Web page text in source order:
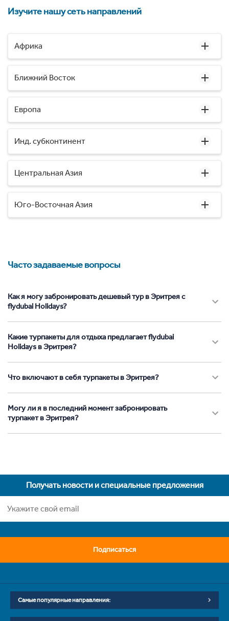
Изучите нашу сеть направлений
Африка
Ближний Восток
Европа
Инд. субконтинент
Центральная Азия
Юго-Восточная Азия
Часто задаваемые вопросы
Как я могу забронировать дешевый тур в Эритрея с
flydubai Holidays?
Какие турпакеты для отдыха предлагает flydubai
Holidays в Эритрея?
Что включают в себя турпакеты в Эритрея?
Могу ли я в последний момент забронировать
турпакет в Эритрея?
Получать новости и специальные предложения
Подписаться
Самые популярные направления: